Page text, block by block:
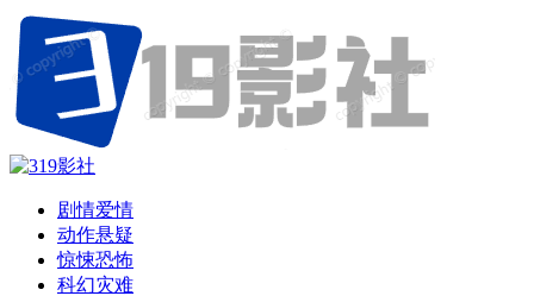
剧情爱情
动作悬疑
惊悚恐怖
科幻灾难